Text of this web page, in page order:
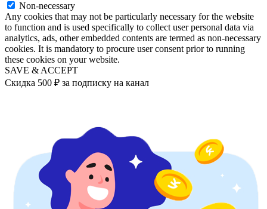
Non-necessary
Any cookies that may not be particularly necessary for the website
to function and is used specifically to collect user personal data via
analytics, ads, other embedded contents are termed as non-necessary
cookies. It is mandatory to procure user consent prior to running
these cookies on your website.
SAVE & ACCEPT
Скидка 500 ₽ за подписку на канал